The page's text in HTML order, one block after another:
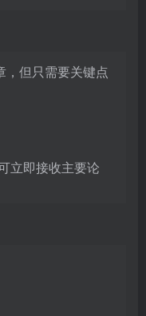
，但只需要关键点
立即接收主要论